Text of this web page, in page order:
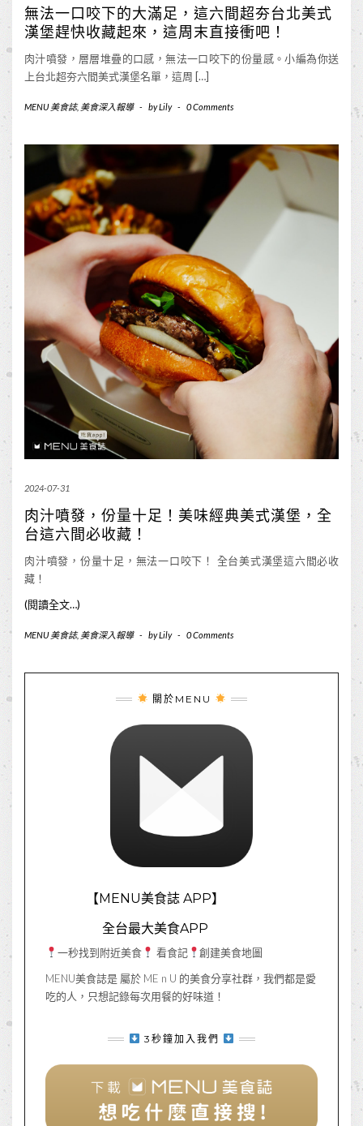
無法一口咬下的大滿足，這六間超夯台北美式
漢堡趕快收藏起來，這周末直接衝吧！
肉汁噴發，層層堆疊的口感，無法一口咬下的份量感。小編為你送
上台北超夯六間美式漢堡名單，這周 […]
MENU 美食誌, 美食深入報導 - byLily - 0 Comments
2024-07-31
肉汁噴發，份量十足！美味經典美式漢堡，全
台這六間必收藏！
肉汁噴發，份量十足，無法一口咬下！ 全台美式漢堡這六間必收
藏！
(閱讀全文…)
MENU 美食誌, 美食深入報導 - byLily - 0 Comments
關於MENU
【MENU美食誌 APP】
全台最大美食APP
一秒找到附近美食 看食記
創建美食地圖
MENU美食誌是 屬於 ME n U 的美食分享社群，我們都是愛
吃的人，只想記錄每次用餐的好味道！
3秒鐘加入我們